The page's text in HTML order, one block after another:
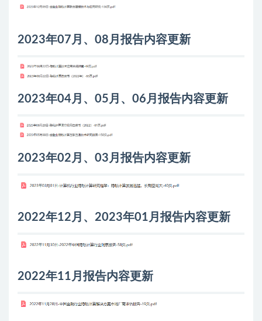
2023年07月、08月报告内容更新
2023年04月、05月、06月报告内容更新
2023年02月、03月报告内容更新
2022年12月、2023年01月报告内容更新
2022年11月报告内容更新